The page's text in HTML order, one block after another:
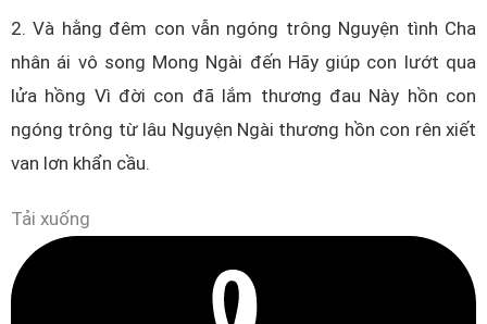
2. Và hằng đêm con vẫn ngóng trông Nguyện tình Cha
nhân ái vô song Mong Ngài đến Hãy giúp con lướt qua
lửa hồng Vì đời con đã lắm thương đau Này hồn con
ngóng trông từ lâu Nguyện Ngài thương hồn con rên xiết
van lơn khẩn cầu.
Tải xuống